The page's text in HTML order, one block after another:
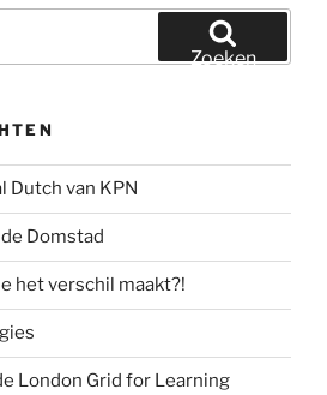
Zoeken
Dutch van KPN
Domstad
het verschil maakt?!
London Grid for Learning